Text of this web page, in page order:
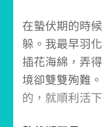
在蟄伏期的時
躲。 我最早羽
插花海綿，弄
境卻雙雙殉難。
的，就順利活